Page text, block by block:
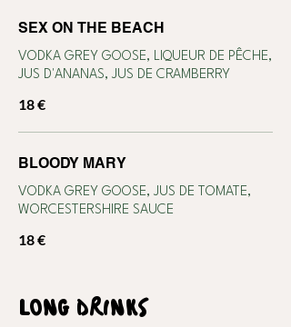
SEX ON THE BEACH
VODKA GREY GOOSE, LIQUEUR DE PÊCHE,
JUS D'ANANAS, JUS DE CRAMBERRY
18 €
BLOODY MARY
VODKA GREY GOOSE, JUS DE TOMATE,
WORCESTERSHIRE SAUCE
18 €
LONG DRINKS